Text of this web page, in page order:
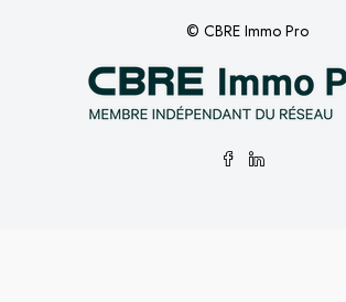
© CBRE Immo Pro